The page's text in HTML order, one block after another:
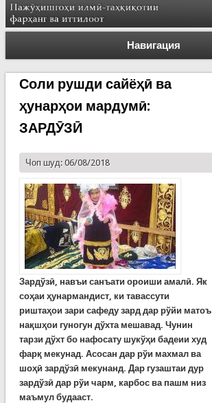
Навигация
Соли рушди сайёҳӣ ва
ҳунарҳои мардумӣ:
ЗАРДӮЗӢ
Чоп шуд: 06/08/2018
Зардўзӣ, навъи санъати ороиши амалӣ. Як
соҳаи ҳунармандист, ки тавассути
риштаҳои зари сафеду зард дар рўйи матоъ
нақшҳои гуногун дўхта мешавад. Чунин
тарзи дўхт бо нафосату шукўҳи бадеии худ
фарқ мекунад. Асосан дар рўи махмал ва
шоҳӣ зардўзӣ мекунанд. Дар гузаштаи дур
зардўзӣ дар рўи чарм, карбос ва пашм низ
маъмул будааст.